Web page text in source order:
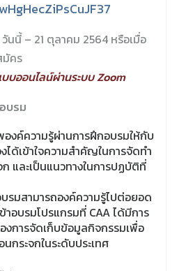
นนี้ – 21 ตุลาคม 2564 หรือเมื่อ
คร
บออนไลน์ผ่านระบบ Zoom
บรม
งค์ความรู้ผ่านการฝึกอบรมให้กับ
ได้เข้าใจความสำคัญในการจัดทำ
และเป็นแนวทางในการปฏบัติที่
บรมสามารถองค์ความรู้ไปต่อยอด
าอบรมโปรแกรมที่ CAA ได้มีการ
องการจัดเก็บข้อมูลกิจกรรมเพื่อ
กระจกในระดับประเทศ